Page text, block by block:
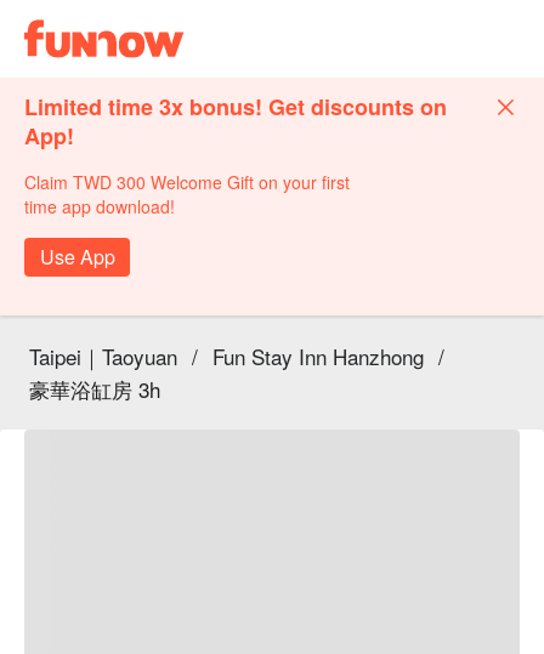
Limited time 3x bonus! Get discounts on
App!
Claim TWD 300 Welcome Gift on your first
time app download!
Use App
Taipei｜Taoyuan / Fun Stay Inn Hanzhong /
豪華浴缸房 3h